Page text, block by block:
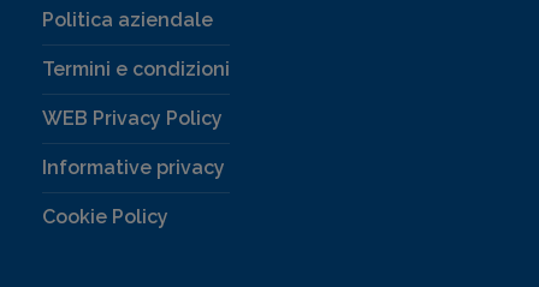
Politica aziendale
Termini e condizioni
WEB Privacy Policy
Informative privacy
Cookie Policy